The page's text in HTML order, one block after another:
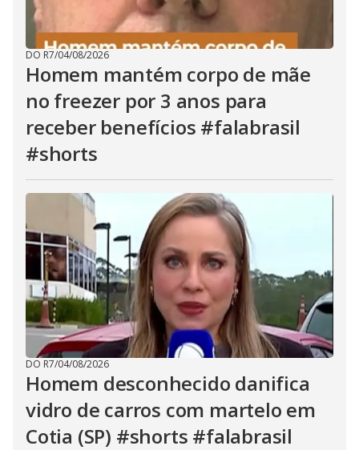
DO R7/04/08/2026
Homem mantém corpo de mãe
no freezer por 3 anos para
receber benefícios #falabrasil
#shorts
DO R7/04/08/2026
Homem desconhecido danifica
vidro de carros com martelo em
Cotia (SP) #shorts #falabrasil